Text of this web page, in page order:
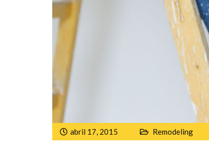
abril 17, 2015 Remodeling